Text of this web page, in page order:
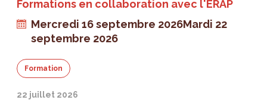
Formations en collaboration avec l'ERAP
Mercredi 16 septembre 2026Mardi 22
septembre 2026
Formation
22 juillet 2026